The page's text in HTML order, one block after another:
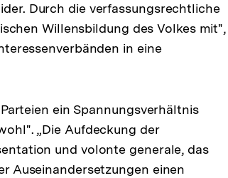
Durch die verfassungsrechtliche
Willensbildung des Volkes mit",
in eine
ein Spannungsverhältnis
„Die Aufdeckung der
und volonte generale, das
Auseinandersetzungen einen